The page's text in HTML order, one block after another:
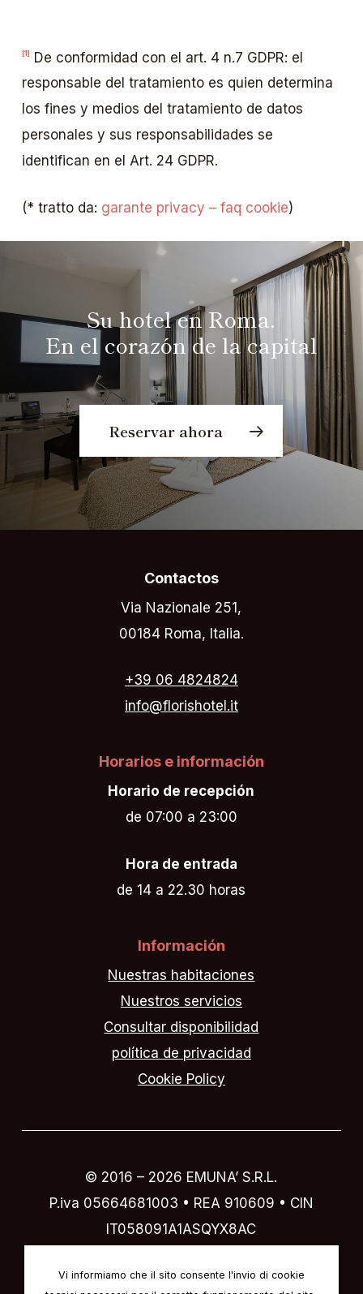
[1]
De conformidad con el art. 4 n.7 GDPR: el
responsable del tratamiento es quien determina
los fines y medios del tratamiento de datos
personales y sus responsabilidades se
identifican en el Art. 24 GDPR.
(* tratto da: garante privacy – faq cookie)
Su hotel en Roma.
En el corazón de la capital
Reservar ahora
Contactos
Via Nazionale 251,
00184 Roma, Italia.
+39 06 4824824
info@florishotel.it
Horarios e información
Horario de recepción
de 07:00 a 23:00
Hora de entrada
de 14 a 22.30 horas
Información
Nuestras habitaciones
Nuestros servicios
Consultar disponibilidad
política de privacidad
Cookie Policy
© 2016 – 2026 EMUNA’ S.R.L.
P.iva 05664681003 • REA 910609 • CIN
IT058091A1ASQYX8AC
Vi informiamo che il sito consente l'invio di cookie